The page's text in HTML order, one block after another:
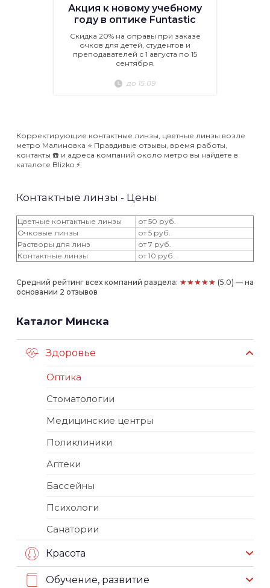
Акция к новому учебному
году в оптике Funtastic
Скидка 20% на оправы при заказе
очков для детей, студентов и
преподавателей с 1 августа по 15
сентября.
до 15.09
Корректирующие контактные линзы, цветные линзы возле
метро Малиновка ⭐️ Правдивые отзывы, время работы,
контакты ☎️ и адреса компаний около метро вы найдёте в
каталоге Blizko ⚡️
Контактные линзы - Цены
Цветные контактные линзы
от 50 руб.
Очковые линзы
от 5 руб.
Растворы для линз
от 7 руб.
Контактные линзы
от 10 руб.
Средний рейтинг всех компаний раздела: ★★★★★ (5.0) — на
основании 2 отзывов
Каталог Минска
Здоровье
Оптика
Стоматологии
Медицинские центры
Поликлиники
Аптеки
Бассейны
Психологи
Санатории
Красота
Обучение, развитие